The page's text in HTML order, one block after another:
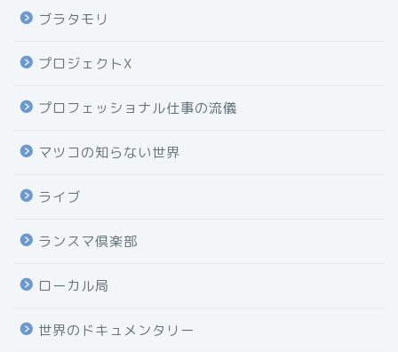
ブラタモリ
プロジェクトX
プロフェッショナル仕事の流儀
マツコの知らない世界
ライブ
ランスマ倶楽部
ローカル局
世界のドキュメンタリー